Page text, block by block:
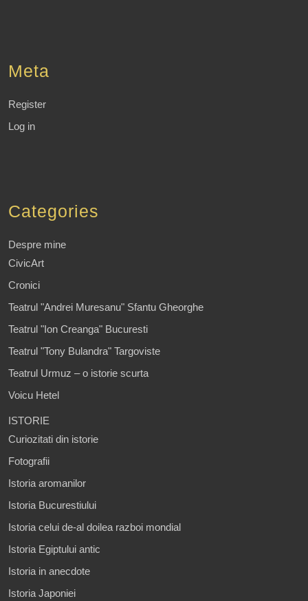
Meta
Register
Log in
Categories
Despre mine
CivicArt
Cronici
Teatrul "Andrei Muresanu" Sfantu Gheorghe
Teatrul "Ion Creanga" Bucuresti
Teatrul "Tony Bulandra" Targoviste
Teatrul Urmuz – o istorie scurta
Voicu Hetel
ISTORIE
Curiozitati din istorie
Fotografii
Istoria aromanilor
Istoria Bucurestiului
Istoria celui de-al doilea razboi mondial
Istoria Egiptului antic
Istoria in anecdote
Istoria Japoniei